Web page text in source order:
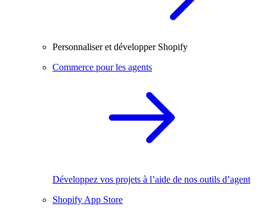
Personnaliser et développer Shopify
Commerce pour les agents
Développez vos projets à l’aide de nos outils d’agent
Shopify App Store